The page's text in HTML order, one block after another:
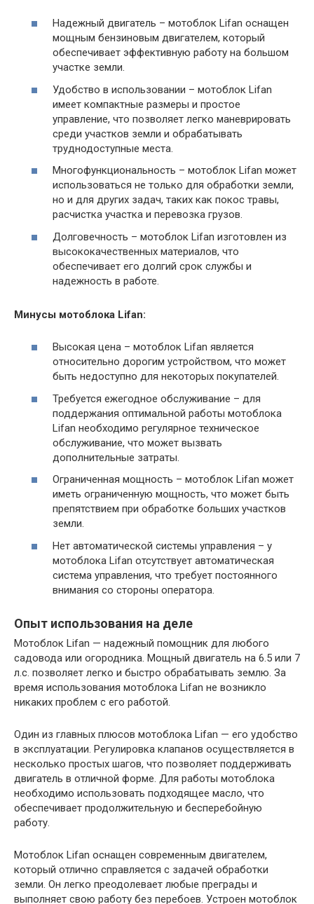
Надежный двигатель – мотоблок Lifan оснащен
мощным бензиновым двигателем, который
обеспечивает эффективную работу на большом
участке земли.
Удобство в использовании – мотоблок Lifan
имеет компактные размеры и простое
управление, что позволяет легко маневрировать
среди участков земли и обрабатывать
труднодоступные места.
Многофункциональность – мотоблок Lifan может
использоваться не только для обработки земли,
но и для других задач, таких как покос травы,
расчистка участка и перевозка грузов.
Долговечность – мотоблок Lifan изготовлен из
высококачественных материалов, что
обеспечивает его долгий срок службы и
надежность в работе.
Минусы мотоблока Lifan:
Высокая цена – мотоблок Lifan является
относительно дорогим устройством, что может
быть недоступно для некоторых покупателей.
Требуется ежегодное обслуживание – для
поддержания оптимальной работы мотоблока
Lifan необходимо регулярное техническое
обслуживание, что может вызвать
дополнительные затраты.
Ограниченная мощность – мотоблок Lifan может
иметь ограниченную мощность, что может быть
препятствием при обработке больших участков
земли.
Нет автоматической системы управления – у
мотоблока Lifan отсутствует автоматическая
система управления, что требует постоянного
внимания со стороны оператора.
Опыт использования на деле
Мотоблок Lifan — надежный помощник для любого
садовода или огородника. Мощный двигатель на 6.5 или 7
л.с. позволяет легко и быстро обрабатывать землю. За
время использования мотоблока Lifan не возникло
никаких проблем с его работой.
Один из главных плюсов мотоблока Lifan — его удобство
в эксплуатации. Регулировка клапанов осуществляется в
несколько простых шагов, что позволяет поддерживать
двигатель в отличной форме. Для работы мотоблока
необходимо использовать подходящее масло, что
обеспечивает продолжительную и бесперебойную
работу.
Мотоблок Lifan оснащен современным двигателем,
который отлично справляется с задачей обработки
земли. Он легко преодолевает любые преграды и
выполняет свою работу без перебоев. Устроен мотоблок